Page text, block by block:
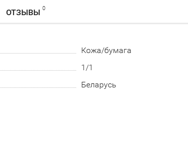
ОТЗЫВЫ 0
Кожа/бумага
1/1
Беларусь